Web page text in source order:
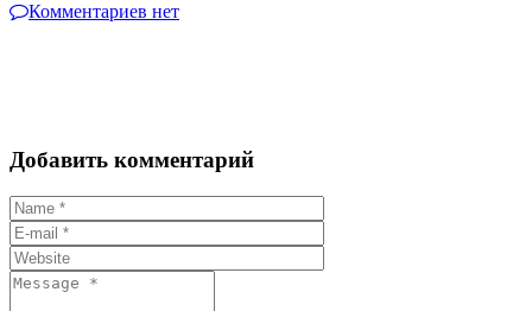
Комментариев нет
Добавить комментарий